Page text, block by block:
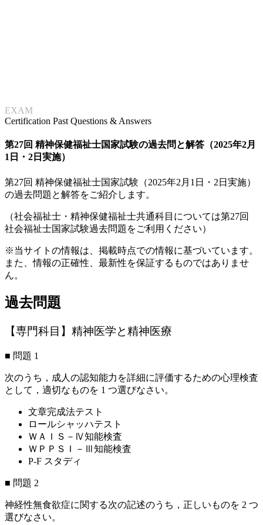
EXAM
Certification Past Questions & Answers
第27回 精神保健福祉士国家試験の過去問と解答（2025年2月
1日・2日実施）
第27回 精神保健福祉士国家試験（2025年2月1日・2日実施）
の過去問題と解答をご紹介します。
（社会福祉士・精神保健福祉士共通科目については第27回
社会福祉士国家試験過去問題をご利用ください）
※当サイトの情報は、掲載時点での情報に基づいています。
また、情報の正確性、最新性を保証するものではありませ
ん。
過去問題
【専門科目】精神医学と精神医療
■ 問題 1
次のうち，成人の認知能力を詳細に評価するための心理検査
として，適切なものを 1 つ選びなさい。
文章完成法テスト
ロールシャッハテスト
ＷＡＩＳ－Ⅳ知能検査
ＷＰＰＳＩ－Ⅲ知能検査
P-F スタディ
■ 問題 2
神経性無食欲症に関する次の記述のうち，正しいものを 2 つ
選びなさい。